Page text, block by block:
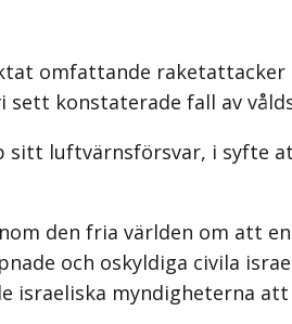
omfattande
konstaterade fall av
luftvärnsförsvar, i syfte
den fria världen om att
och oskyldiga civila
myndigheterna